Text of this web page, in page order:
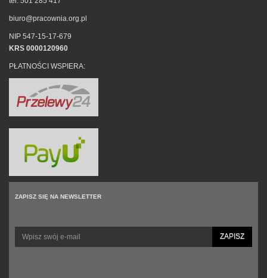
biuro@pracownia.org.pl
NIP 547-15-17-679
KRS 0000120960
PŁATNOŚCI WSPIERA:
ZAPISZ SIĘ NA NEWSLETTER
ZAPISZ